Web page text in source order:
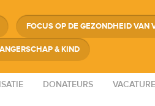
FOCUS OP DE GEZONDHEID VAN
& KIND
DONATEURS